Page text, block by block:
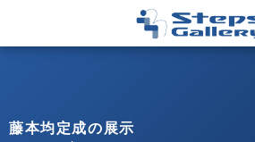
藤本均定成の展示